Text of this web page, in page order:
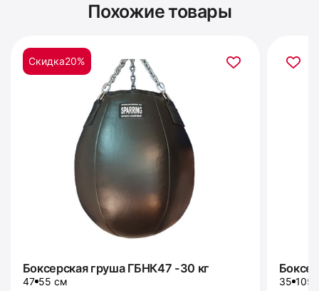
Похожие товары
Скидка20%
Боксерская груша ГБНК47 -30 кг
47 55 см 35 105